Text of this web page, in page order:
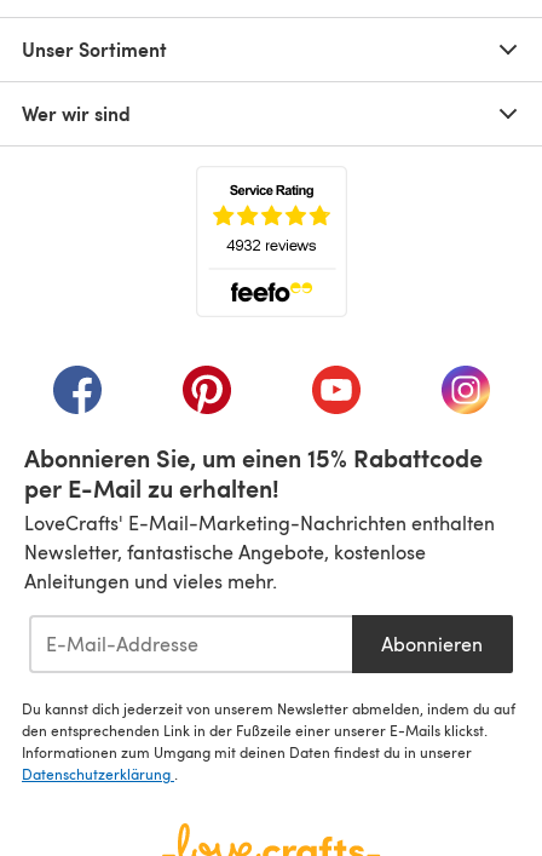
Unser Sortiment
Wer wir sind
(öffnet sich in einem neuen Tab)
(öffnet sich in einem neuen Tab)
(öffnet sich in einem
(öffnet
Abonnieren Sie, um einen 15% Rabattcode
per E-Mail zu erhalten!
LoveCrafts' E-Mail-Marketing-Nachrichten enthalten
Newsletter, fantastische Angebote, kostenlose
Anleitungen und vieles mehr.
Abonnieren
Du kannst dich jederzeit von unserem Newsletter abmelden, indem du auf
den entsprechenden Link in der Fußzeile einer unserer E-Mails klickst.
Informationen zum Umgang mit deinen Daten findest du in unserer
Datenschutzerklärung .